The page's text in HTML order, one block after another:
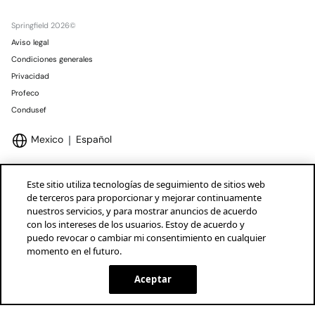
Springfield 2026©
Aviso legal
Condiciones generales
Privacidad
Profeco
Condusef
Mexico Español
Marcas Tendam
Este sitio utiliza tecnologías de seguimiento de sitios web
de terceros para proporcionar y mejorar continuamente
nuestros servicios, y para mostrar anuncios de acuerdo
con los intereses de los usuarios. Estoy de acuerdo y
puedo revocar o cambiar mi consentimiento en cualquier
momento en el futuro.
Aceptar